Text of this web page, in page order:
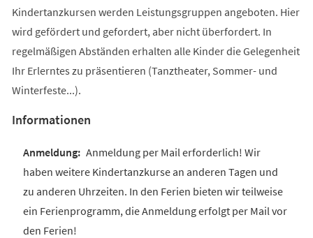
Kindertanzkursen werden Leistungsgruppen angeboten. Hier
wird gefördert und gefordert, aber nicht überfordert. In
regelmäßigen Abständen erhalten alle Kinder die Gelegenheit
Ihr Erlerntes zu präsentieren (Tanztheater, Sommer- und
Winterfeste...).
Informationen
Anmeldung per Mail erforderlich! Wir
haben weitere Kindertanzkurse an anderen Tagen und
zu anderen Uhrzeiten. In den Ferien bieten wir teilweise
ein Ferienprogramm, die Anmeldung erfolgt per Mail vor
den Ferien!